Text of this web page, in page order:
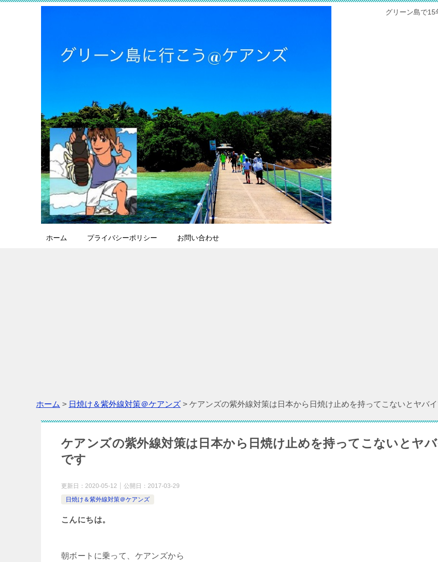
グリーン島で15
ホーム プライバシーポリシー お問い合わせ
ホーム > 日焼け＆紫外線対策＠ケアンズ > ケアンズの紫外線対策は日本から日焼け止めを持ってこないとヤバ
ケアンズの紫外線対策は日本から日焼け止めを持ってこないとヤバ
です
更新日： 2020-05-12 公開日： 2017-03-29
日焼け＆紫外線対策＠ケアンズ
こんにちは。
朝ボートに乗って、ケアンズから